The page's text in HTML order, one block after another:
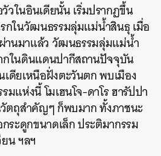
วในอินเดียนั้น เริ่มปรากฏขึ้น
กในวัฒนธรรมลุ่มแม่น้ำสินธุ เมื่อ
านมาแล้ว วัฒนธรรมลุ่มแม่น้ำ
ในดินแดนปากีสถานปัจจุบัน
ดียเหนือฝั่งตะวันตก พบเมือง
แห่งนี้ โมเฮนโจ-ดาโร ฮารัปปา
ตถุสำคัญๆ ก็พบมาก ทั้งภาชนะ
ระดูกขนาดเล็ก ประติมากรรม
น ฯลฯ